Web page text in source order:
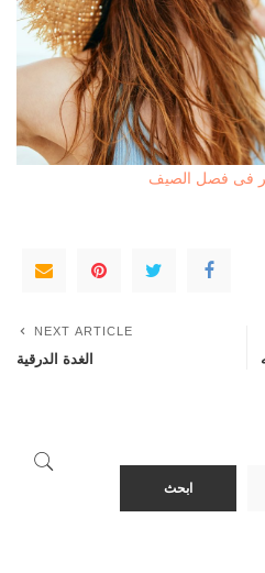
فى فصل الصيف
NEXT ARTICLE
الغدة الدرقية
ابحث